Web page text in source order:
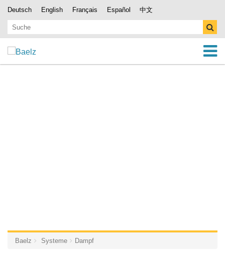
Deutsch English Français Español 中文
Baelz Systeme Dampf